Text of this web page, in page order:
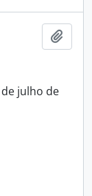
julho de